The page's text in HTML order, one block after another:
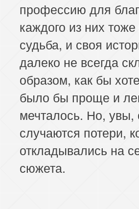
профессию для
каждого из них
судьба, и своя
далеко не всегда
образом, как бы
было бы проще и
мечталось. Но, увы,
случаются потери,
откладывались на
сюжета.